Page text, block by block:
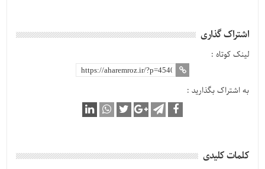
اشتراک گذاری
لینک کوتاه :
به اشتراک بگذارید :
کلمات کلیدی